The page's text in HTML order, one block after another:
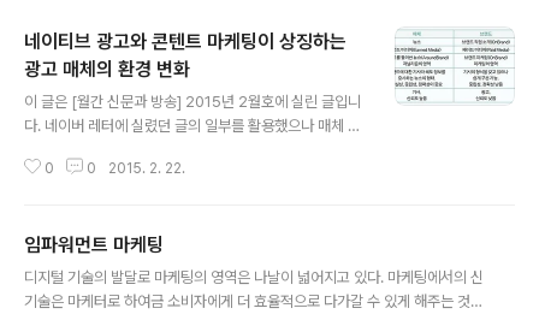
네이티브 광고와 콘텐트 마케팅이 상징하는
광고 매체의 환경 변화
이 글은 [월간 신문과 방송] 2015년 2월호에 실린 글입니
다. 네이버 레터에 실렸던 글의 일부를 활용했으나 매체 산
맞추어 일부를 다시 썼습니다. 디지털 마케팅, 보다 정확히
어플리케이션, 빅데이터와 웨어러블 기기의 연동 등 다양
한 방향으로 진화 중인 디지털 마케팅과 달리 매체 광고 비
즈니스의 디지털화는 여전히 배너 광고로 통칭되는 전통적
0 0 2015. 2. 22.
임파워먼트 마케팅
디지털 기술의 발달로 마케팅의 영역은 나날이 넓어지고 있다. 마케팅에서의 신
기술은 마케터로 하여금 소비자에게 더 효율적으로 다가갈 수 있게 해주는 것으